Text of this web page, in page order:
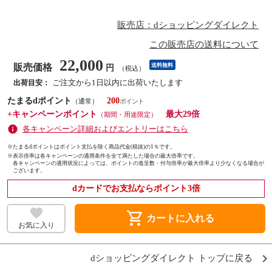
販売店：dショッピングダイレクト
この販売店の送料について
販売価格 22,000 円 （税込） 送料無料
出荷目安：
ご注文から1日以内に出荷いたします
たまるdポイント
（通常）
200
+キャンペーンポイント
（期間・用途限定）
最大29倍
各キャンペーン詳細およびエントリーはこちら
※たまるdポイントはポイント支払を除く商品代金(税抜)の1％です。
※表示倍率は各キャンペーンの適用条件を全て満たした場合の最大倍率です。
各キャンペーンの適用状況によっては、ポイントの進呈数・付与倍率が最大倍率より少なくなる場合が
ございます。
dカードでお支払ならポイント3倍
お気に入り shopping_cart カートに入れる
dショッピングダイレクト トップに戻る